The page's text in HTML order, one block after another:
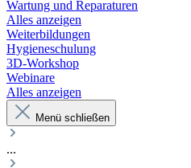
Wartung und Reparaturen
Alles anzeigen
Weiterbildungen
Hygieneschulung
3D-Workshop
Webinare
Alles anzeigen
Menü schließen
...